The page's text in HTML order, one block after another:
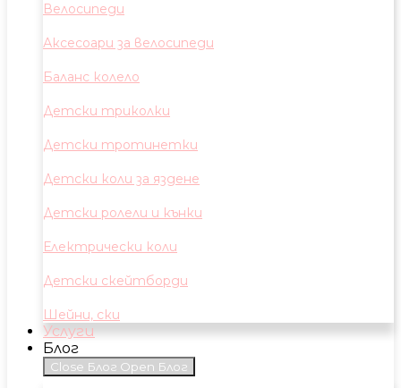
Велосипеди
Аксесоари за велосипеди
Баланс колело
Детски триколки
Детски тротинетки
Детски коли за яздене
Детски ролели и кънки
Електрически коли
Детски скейтборди
Шейни, ски
Услуги
Блог
Close Блог Open Блог